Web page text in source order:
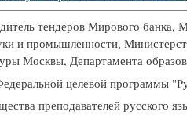
тендеров Мирового банка,
и промышленности,
Москвы, Департамента
целевой программы
преподавателей русского